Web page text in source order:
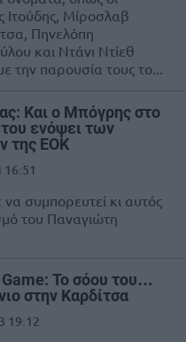
Ιτούδης, Μίροσλαβ
Πηνελόπη
και Ντάνι Ντίεθ
την παρουσία τους το...
Και ο Μπόγρης στο
ενόψει των
της ΕΟΚ
16:51
συμπορευτεί κι αυτός
του Παναγιώτη
Το σόου του…
στην Καρδίτσα
19:12